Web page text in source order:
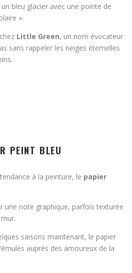
bleu glacier avec une pointe de
».
Little Green, un nom évocateur
sans rappeler les neiges éternelles
PEINT BLEU
à la peinture, le papier
une note graphique, parfois texturée
saisons maintenant, le papier
auprès des amoureux de la